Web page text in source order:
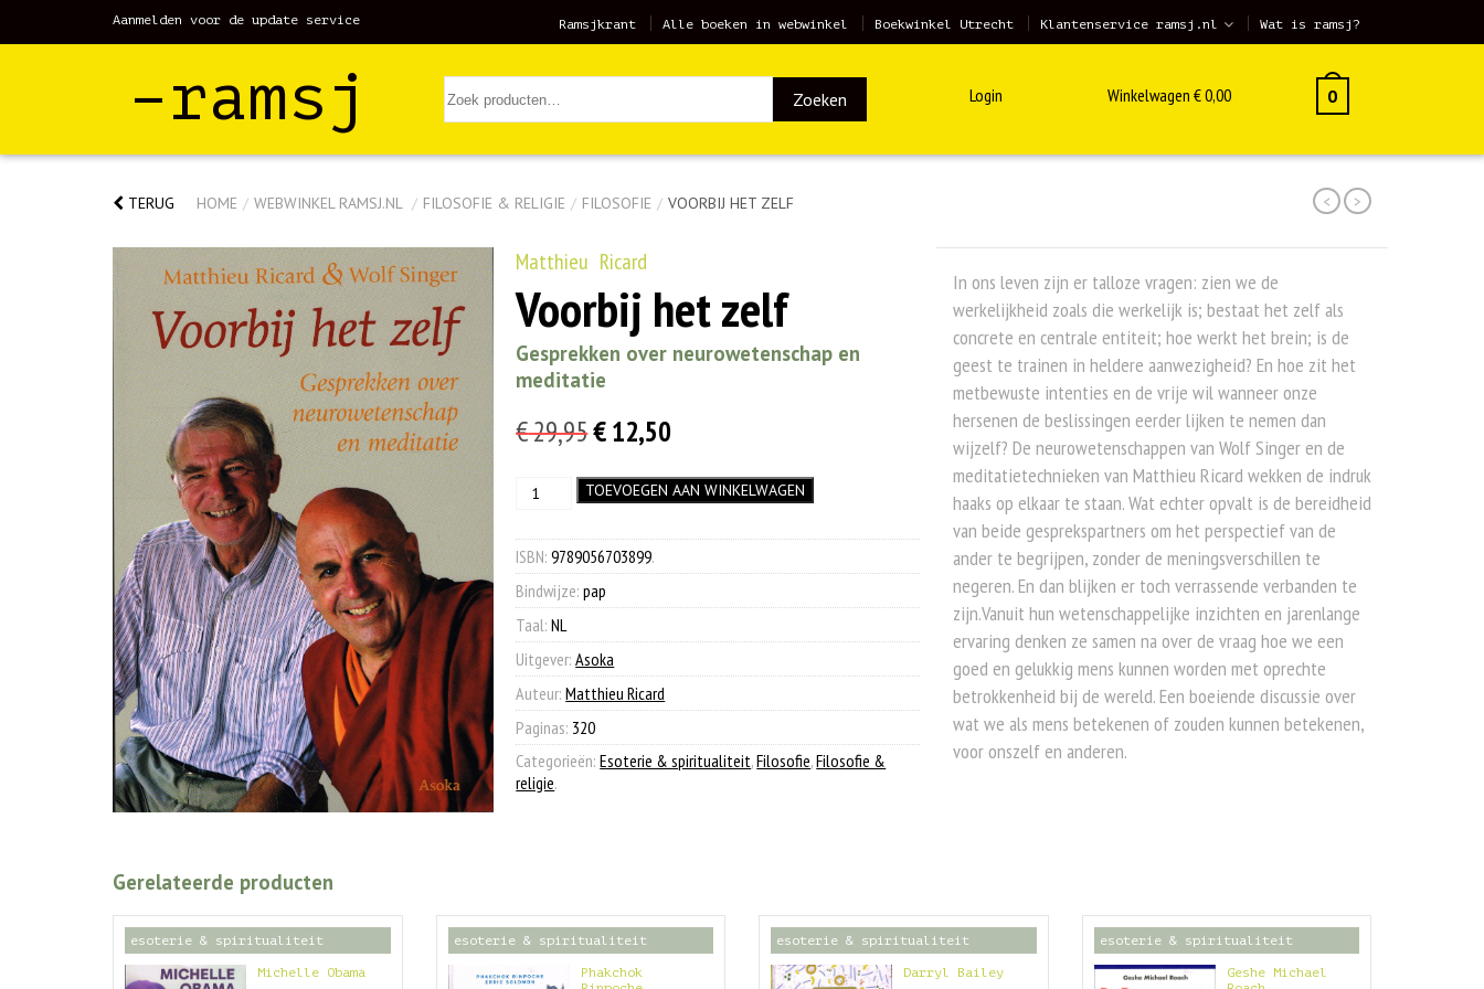
Aanmelden voor de update service Ramsjkrant Alle boeken in webwinkel Boekwinkel Utrecht Klantenservice ramsj.nl Wat is ramsj?
–ramsj Zoeken Login Winkelwagen €0,00 0
TERUG HOME / WEBWINKEL RAMSJ.NL / FILOSOFIE & RELIGIE / FILOSOFIE / VOORBIJ HET ZELF < >
Matthieu Ricard
Voorbij het zelf
Gesprekken over neurowetenschap en
meditatie
€29,95Oorspronkelijke
was:
€ 29,95.
€12,50
is:
€ 12,50.
Voorbij
aantal
TOEVOEGEN AAN WINKELWAGEN
ISBN:9789056703899.
Bindwijze:pap
Taal:NL
Uitgever:Asoka
Auteur:Matthieu Ricard
Paginas: 320
Categorieën:Esoterie & spiritualiteit,Filosofie,Filosofie &
religie.
In ons leven zijn er talloze vragen: zien we de
werkelijkheid zoals die werkelijk is; bestaat het zelf als
concrete en centrale entiteit; hoe werkt het brein; is de
geest te trainen in heldere aanwezigheid? En hoe zit het
metbewuste intenties en de vrije wil wanneer onze
hersenen de beslissingen eerder lijken te nemen dan
wijzelf? De neurowetenschappen van Wolf Singer en de
meditatietechnieken van Matthieu Ricard wekken de indruk
haaks op elkaar te staan. Wat echter opvalt is de bereidheid
van beide gesprekspartners om het perspectief van de
ander te begrijpen, zonder de meningsverschillen te
negeren. En dan blijken er toch verrassende verbanden te
zijn.Vanuit hun wetenschappelijke inzichten en jarenlange
ervaring denken ze samen na over de vraag hoe we een
goed en gelukkig mens kunnen worden met oprechte
betrokkenheid bij de wereld. Een boeiende discussie over
wat we als mens betekenen of zouden kunnen betekenen,
voor onszelf en anderen.
Gerelateerde producten
esoterie & spiritualiteit
Michelle Obama
esoterie & spiritualiteit
Phakchok
esoterie & spiritualiteit
Darryl Bailey
esoterie & spiritualiteit
Geshe Michael